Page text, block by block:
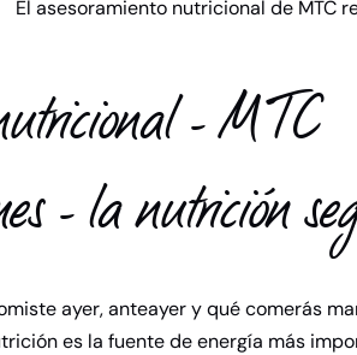
El asesoramiento nutricional de MTC
- MTC
- la nutrición
ayer, anteayer y qué comerás
es la fuente de energía más